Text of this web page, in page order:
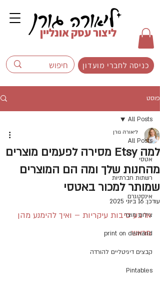
כניסה לחברי מועדון
ליצור עסק אונליין
פוסט
All Posts
אטסי
רשתות חברתיות
אינסטגרם
צילום מוצר
print on demand
קבצים דיגיטליים להורדה
Pintables
All Posts
למה Etsy מסירה לפעמים מוצרים
מהחנות שלך ומה הם המוצרים
שמותר למכור באטסי
ליאורה גורן
עודכן: 16 ביוני 2025
ארבע סיבות עיקריות – ואיך להימנע מהן
מראש